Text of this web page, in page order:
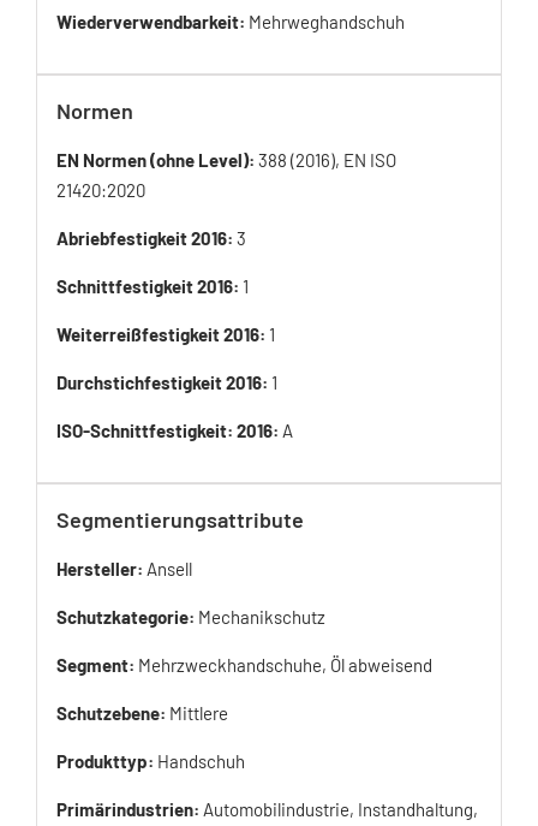
Wiederverwendbarkeit: Mehrweghandschuh
Normen
EN Normen (ohne Level): 388 (2016), EN ISO
21420:2020
Abriebfestigkeit 2016: 3
Schnittfestigkeit 2016: 1
Weiterreißfestigkeit 2016: 1
Durchstichfestigkeit 2016: 1
ISO-Schnittfestigkeit: 2016: A
Segmentierungsattribute
Hersteller: Ansell
Schutzkategorie: Mechanikschutz
Segment: Mehrzweckhandschuhe, Öl abweisend
Schutzebene: Mittlere
Produkttyp: Handschuh
Primärindustrien: Automobilindustrie, Instandhaltung,